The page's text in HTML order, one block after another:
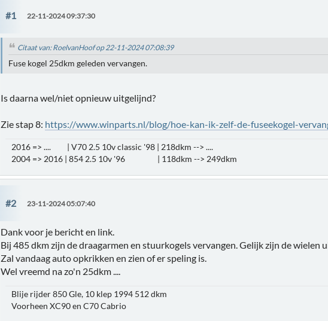
#1 22-11-2024 09:37:30
Citaat van: RoelvanHoof op 22-11-2024 07:08:39
Fuse kogel 25dkm geleden vervangen.
Is daarna wel/niet opnieuw uitgelijnd?
Zie stap 8: https://www.winparts.nl/blog/hoe-kan-ik-zelf-de-fuseekogel-
2016 => .... | V70 2.5 10v classic '98 | 218dkm --> ....
2004 => 2016 | 854 2.5 10v '96 | 118dkm --> 249dkm
#2 23-11-2024 05:07:40
Dank voor je bericht en link.
Bij 485 dkm zijn de draagarmen en stuurkogels vervangen. Gelijk zijn de wielen
Zal vandaag auto opkrikken en zien of er speling is.
Wel vreemd na zo'n 25dkm ....
Blije rijder 850 Gle, 10 klep 1994 512 dkm
Voorheen XC90 en C70 Cabrio